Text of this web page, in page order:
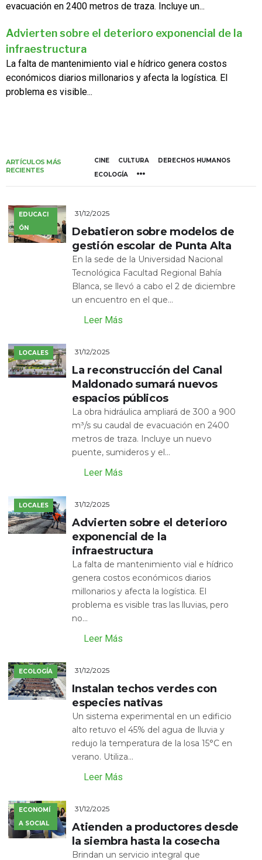
evacuación en 2400 metros de traza. Incluye un...
Advierten sobre el deterioro exponencial de la
infraestructura
La falta de mantenimiento vial e hídrico genera costos
económicos diarios millonarios y afecta la logística. El
problema es visible...
ARTÍCULOS MÁS
RECIENTES
CINE CULTURA
DERECHOS HUMANOS
ECOLOGÍA
EDUCACI
ÓN
31/12/2025
Debatieron sobre modelos de
gestión escolar de Punta Alta
En la sede de la Universidad Nacional
Tecnológica Facultad Regional Bahía
Blanca, se llevó a cabo el 2 de diciembre
un encuentro en el que...
Leer Más
LOCALES 31/12/2025
La reconstrucción del Canal
Maldonado sumará nuevos
espacios públicos
La obra hidráulica ampliará de 300 a 900
m³/s su caudal de evacuación en 2400
metros de traza. Incluye un nuevo
puente, sumideros y el...
Leer Más
LOCALES 31/12/2025
Advierten sobre el deterioro
exponencial de la
infraestructura
La falta de mantenimiento vial e hídrico
genera costos económicos diarios
millonarios y afecta la logística. El
problema es visible tras las lluvias, pero
no...
Leer Más
ECOLOGÍA 31/12/2025
Instalan techos verdes con
especies nativas
Un sistema experimental en un edificio
alto retuvo el 45% del agua de lluvia y
redujo la temperatura de la losa 15°C en
verano. Utiliza...
Leer Más
ECONOMÍ
A SOCIAL
31/12/2025
Atienden a productores desde
la siembra hasta la cosecha
Brindan un servicio integral que